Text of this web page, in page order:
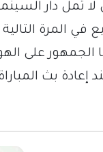
لا تمل دار
المرة
الجمهور على
بث